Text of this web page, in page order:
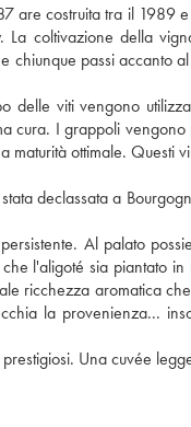
are costruita tra il 1989
coltivazione della
passi accanto
delle viti vengono
cura. I grappoli
ottimale. Questi
declassata a
Al palato
l'aligoté sia piantato in
ricchezza aromatica
la provenienza...
Una cuvée